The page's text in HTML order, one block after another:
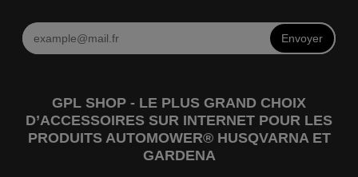
Envoyer
GPL SHOP - LE PLUS GRAND CHOIX
D’ACCESSOIRES SUR INTERNET POUR LES
PRODUITS AUTOMOWER® HUSQVARNA ET
GARDENA